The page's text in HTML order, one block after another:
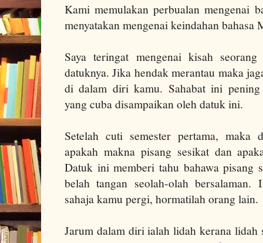
Kami memulakan perbualan mengenai
menyatakan mengenai keindahan bahasa
Saya teringat mengenai kisah
datuknya. Jika hendak merantau maka
di dalam diri kamu. Sahabat ini
yangcubadisampaikan oleh datuk ini.
Setelah cuti semester pertama, maka
apakah makna pisang sesikat dan
Datuk ini memberi tahu bahawa pisang
belah tangan seolah-olah bersalaman.
sahaja kamu pergi, hormatilah orang lain.
Jarum dalam diri ialah lidah kerana lidah